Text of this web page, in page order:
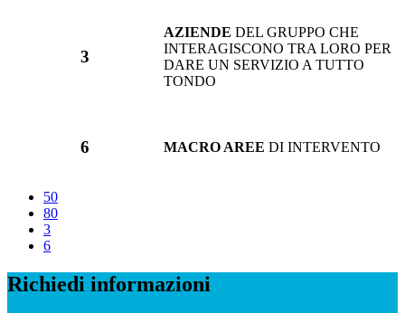
3
AZIENDE DEL GRUPPO CHE
INTERAGISCONO TRA LORO PER
DARE UN SERVIZIO A TUTTO
TONDO
6 MACRO AREE DI INTERVENTO
50
80
3
6
Richiedi informazioni